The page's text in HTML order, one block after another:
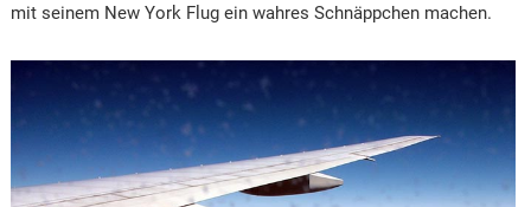
mit seinem New York Flug ein wahres Schnäppchen machen.